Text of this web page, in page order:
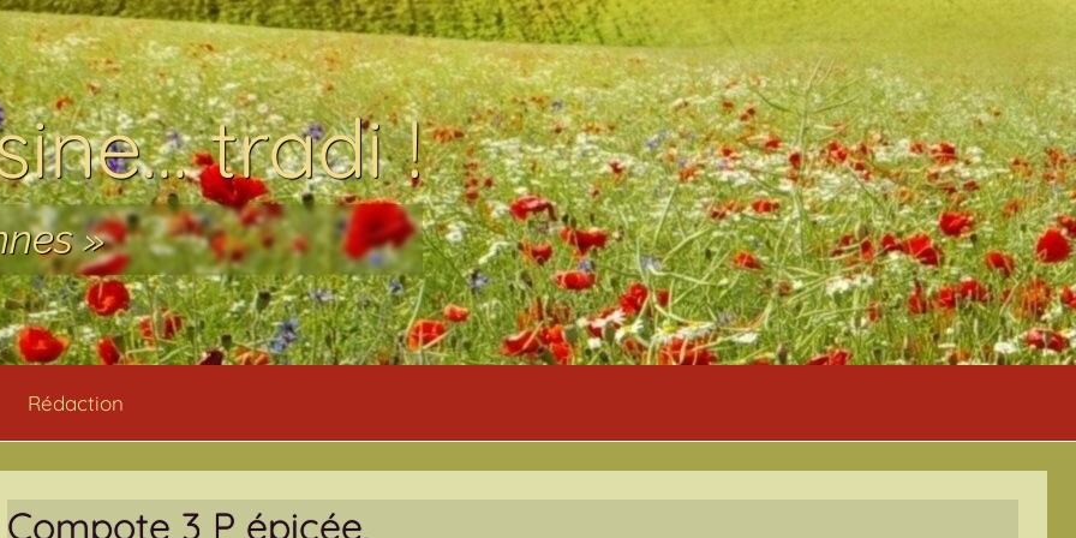
tradi !
»
Rédaction
Compote 3 P épicée,